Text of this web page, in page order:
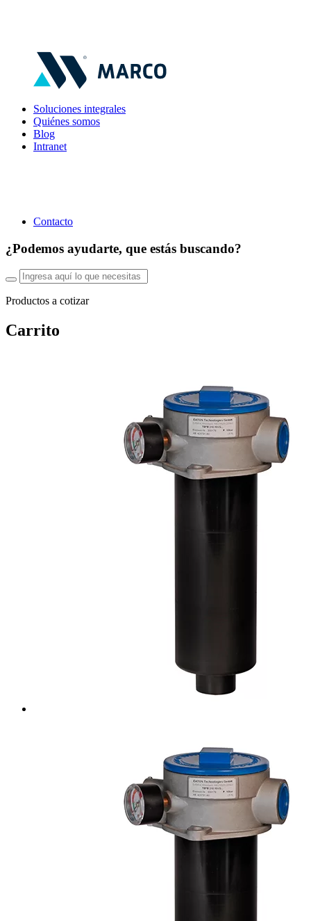
Soluciones integrales
Quiénes somos
Blog
Intranet
Contacto
¿Podemos ayudarte, que estás buscando?
Productos a cotizar
Carrito